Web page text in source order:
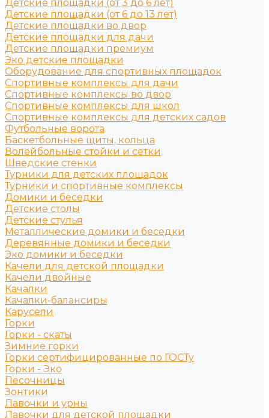
Детские площадки (от 3 до 6 лет)
Детские площадки (от 6 до 13 лет)
Детские площадки во двор
Детские площадки для дачи
Детские площадки премиум
Эко детские площадки
Оборудование для спортивных площадок
Спортивные комплексы для дачи
Спортивные комплексы во двор
Спортивные комплексы для школ
Спортивные комплексы для детских садов
Футбольные ворота
Баскетбольные щиты, кольца
Волейбольные стойки и сетки
Шведские стенки
Турники для детских площадок
Турники и спортивные комплексы
Домики и беседки
Детские столы
Детские стулья
Металлические домики и беседки
Деревянные домики и беседки
Эко домики и беседки
Качели для детской площадки
Качели двойные
Качалки
Качалки-балансиры
Карусели
Горки
Горки - скаты
Зимние горки
Горки сертифицированные по ГОСТу
Горки - Эко
Песочницы
Зонтики
Лавочки и урны
Лавочки для детской площадки